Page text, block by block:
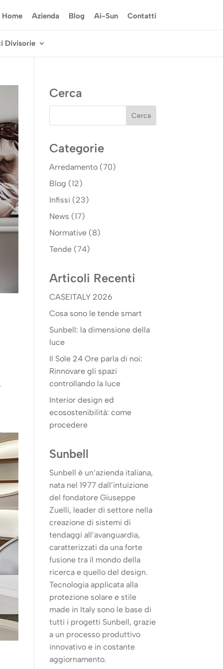
Home Azienda Blog Ai-Sun Contatti
Divisorie
Cerca
Categorie
Arredamento(70)
Blog (12)
Infissi (23)
News (17)
Normative(8)
Tende(74)
Articoli Recenti
CASEITALY 2026
Cosa sono le tende smart
Sunbell: la dimensione della
luce
Il Sole 24 Ore parla di noi:
Rinnovare gli spazi
controllando la luce
Interior design ed
ecosostenibilità: come
procedere
Sunbell
Sunbell è un’azienda italiana,
nata nel 1977 dall’intuizione
del fondatore Giuseppe
Zuelli, leader di settore nella
creazione di sistemi di
tendaggi all’avanguardia,
caratterizzati da una forte
fusione tra il mondo della
ricerca e quello del design.
Tecnologia applicata alla
protezione solare e stile
made in Italy sono le base di
tutti i progetti Sunbell, grazie
a un processo produttivo
innovativo e in costante
aggiornamento.